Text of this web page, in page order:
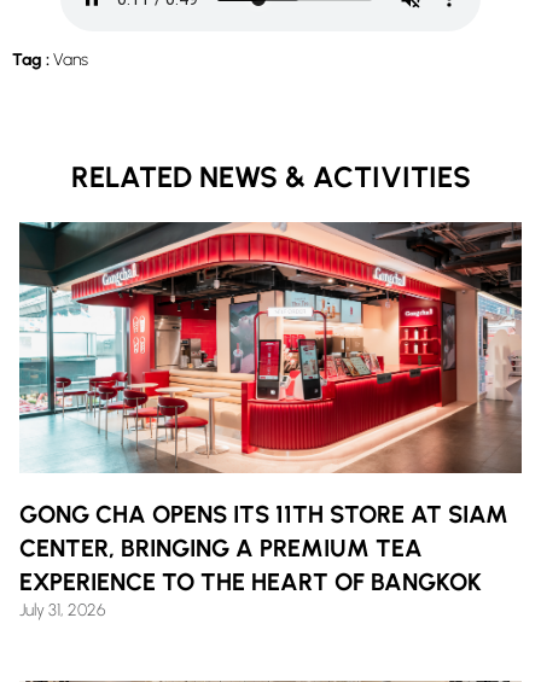
Tag :Vans
RELATED NEWS & ACTIVITIES
GONG CHA OPENS ITS 11TH STORE AT SIAM
CENTER, BRINGING A PREMIUM TEA
EXPERIENCE TO THE HEART OF BANGKOK
July 31, 2026